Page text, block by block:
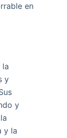
en
la
y
y
y la